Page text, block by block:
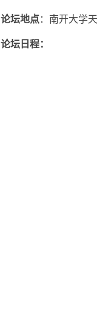
论坛地点：南开大学
论坛日程：